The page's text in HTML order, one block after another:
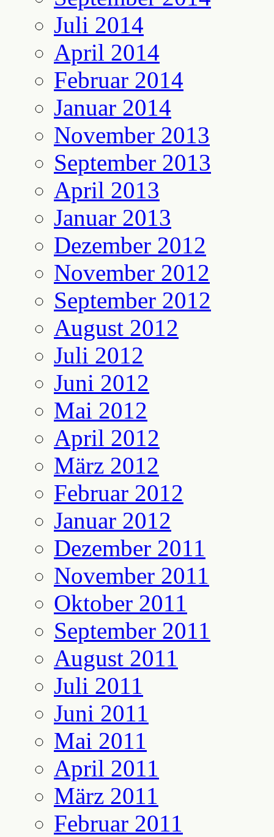
Juli 2014
April 2014
Februar 2014
Januar 2014
November 2013
September 2013
April 2013
Januar 2013
Dezember 2012
November 2012
September 2012
August 2012
Juli 2012
Juni 2012
Mai 2012
April 2012
März 2012
Februar 2012
Januar 2012
Dezember 2011
November 2011
Oktober 2011
September 2011
August 2011
Juli 2011
Juni 2011
Mai 2011
April 2011
März 2011
Februar 2011